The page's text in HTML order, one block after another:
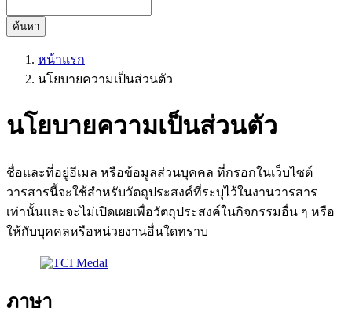
ค้นหา
หน้าแรก
นโยบายความเป็นส่วนตัว
นโยบายความเป็นส่วนตัว
ชื่อและที่อยู่อีเมล หรือข้อมูลส่วนบุคคล ที่กรอกในเว็บไซต์
วารสารนี้จะใช้สำหรับวัตถุประสงค์ที่ระบุไว้ในงานวารสาร
เท่านั้นและจะไม่เปิดเผยเพื่อวัตถุประสงค์ในกิจกรรมอื่น ๆ หรือ
ให้กับบุคคลหรือหน่วยงานอื่นใดทราบ
ภาษา